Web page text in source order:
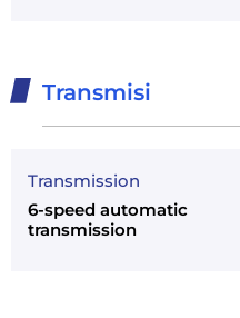
Transmisi
Transmission
6-speed automatic
transmission